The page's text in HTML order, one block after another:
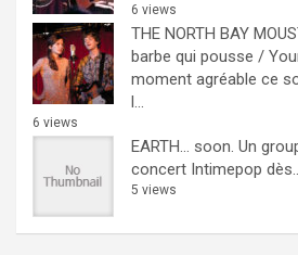
6 views
THE NORTH BAY
barbe qui pousse /
moment agréable ce
l...
6 views
EARTH… soon. Un
concert Intimepop
5 views